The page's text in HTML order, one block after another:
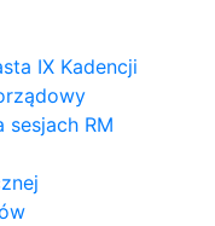
IX Kadencji
sesjach RM